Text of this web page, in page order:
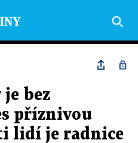
bez
příznivou
lidí je radnice